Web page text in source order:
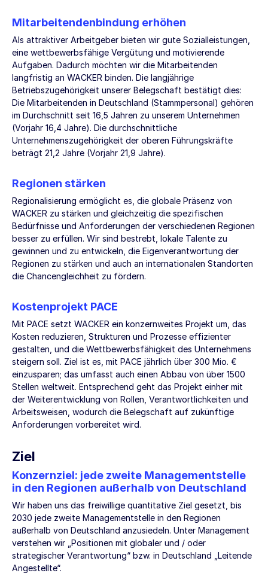
Mitarbeitendenbindung erhöhen
Als attraktiver Arbeitgeber bieten wir gute Sozialleistungen,
eine wettbewerbsfähige Vergütung und motivierende
Aufgaben. Dadurch möchten wir die Mitarbeitenden
langfristig an WACKER binden. Die langjährige
Betriebszugehörigkeit unserer Belegschaft bestätigt dies:
Die Mitarbeitenden in Deutschland (Stammpersonal) gehören
im Durchschnitt seit 16,5 Jahren zu unserem Unternehmen
(Vorjahr 16,4 Jahre). Die durchschnittliche
Unternehmenszugehörigkeit der oberen Führungskräfte
beträgt 21,2 Jahre (Vorjahr 21,9 Jahre).
Regionen stärken
Regionalisierung ermöglicht es, die globale Präsenz von
WACKER zu stärken und gleichzeitig die spezifischen
Bedürfnisse und Anforderungen der verschiedenen Regionen
besser zu erfüllen. Wir sind bestrebt, lokale Talente zu
gewinnen und zu entwickeln, die Eigenverantwortung der
Regionen zu stärken und auch an internationalen Standorten
die Chancengleichheit zu fördern.
Kostenprojekt PACE
Mit PACE setzt WACKER ein konzernweites Projekt um, das
Kosten reduzieren, Strukturen und Prozesse effizienter
gestalten, und die Wettbewerbsfähigkeit des Unternehmens
steigern soll. Ziel ist es, mit PACE jährlich über 300 Mio. €
einzusparen; das umfasst auch einen Abbau von über 1500
Stellen weltweit. Entsprechend geht das Projekt einher mit
der Weiterentwicklung von Rollen, Verantwortlichkeiten und
Arbeitsweisen, wodurch die Belegschaft auf zukünftige
Anforderungen vorbereitet wird.
Ziel
Konzernziel: jede zweite Managementstelle
in den Regionen außerhalb von Deutschland
Wir haben uns das freiwillige quantitative Ziel gesetzt, bis
2030 jede zweite Managementstelle in den Regionen
außerhalb von Deutschland anzusiedeln. Unter Management
verstehen wir „Positionen mit globaler und / oder
strategischer Verantwortung“ bzw. in Deutschland „Leitende
Angestellte“.